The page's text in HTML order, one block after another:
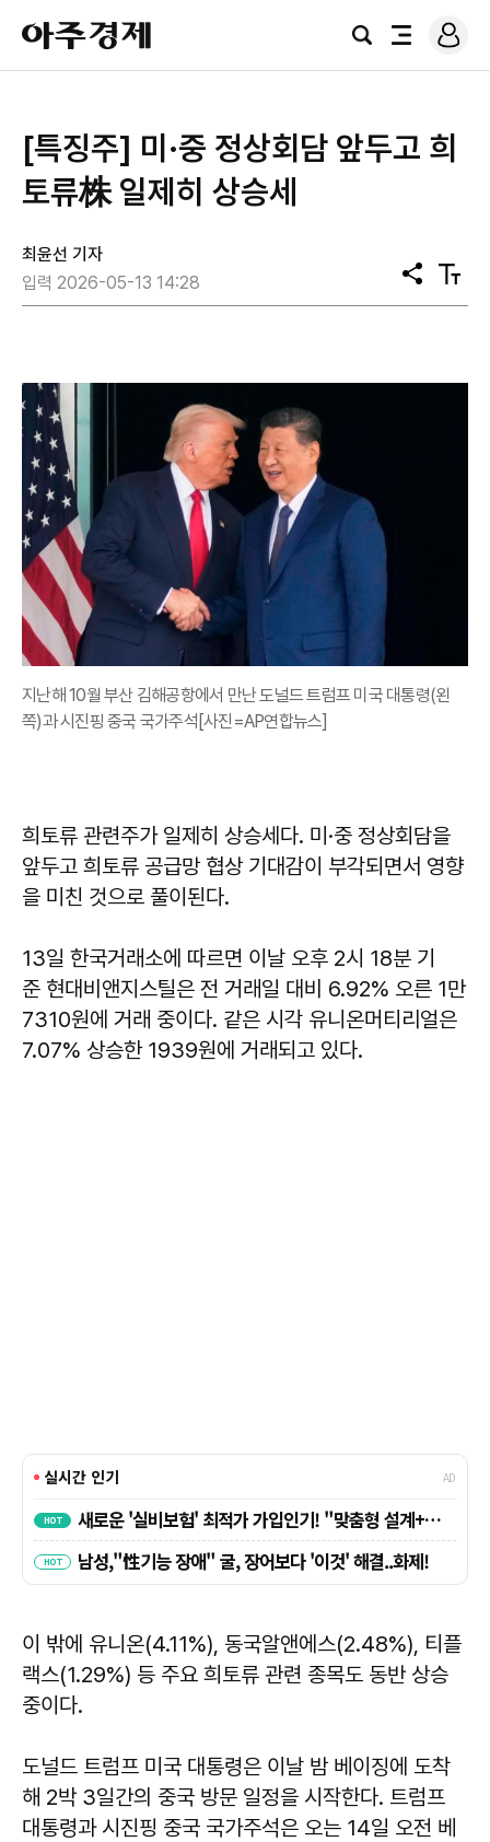
아
주
경
검
전
로
그
[특징주] 미·중 정상회담 앞두고 희
토류株 일제히 상승세
최윤선 기자
입력 2026-05-13 14:28
공
유
텍
스
지난해 10월 부산 김해공항에서 만난 도널드 트럼프 미국 대통령(왼
쪽)과 시진핑 중국 국가주석[사진=AP연합뉴스]
희토류 관련주가 일제히 상승세다. 미·중 정상회담을
앞두고 희토류 공급망 협상 기대감이 부각되면서 영향
을 미친 것으로 풀이된다.
13일 한국거래소에 따르면 이날 오후 2시 18분 기
준 현대비앤지스틸은 전 거래일 대비 6.92% 오른 1만
7310원에 거래 중이다. 같은 시각 유니온머티리얼은
7.07% 상승한 1939원에 거래되고 있다.
이 밖에 유니온(4.11%), 동국알앤에스(2.48%), 티플
랙스(1.29%) 등 주요 희토류 관련 종목도 동반 상승
중이다.
도널드 트럼프 미국 대통령은 이날 밤 베이징에 도착
해 2박 3일간의 중국 방문 일정을 시작한다. 트럼프
대통령과 시진핑 중국 국가주석은 오는 14일 오전 베